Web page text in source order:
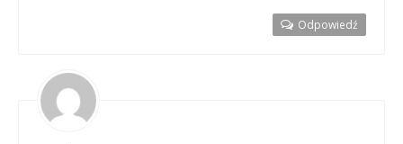
Odpowiedź